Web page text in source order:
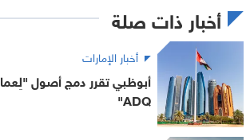
أخبار ذات صلة
أخبار الإمارات
أبوظبي تقرر دمج أصول
ADQ"